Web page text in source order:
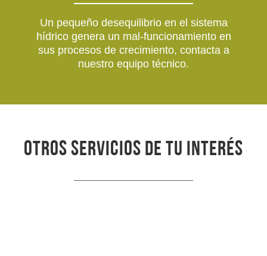
Un pequeño desequilibrio en el sistema
hídrico genera un mal-funcionamiento en
sus procesos de crecimiento, contacta a
nuestro equipo técnico.
Otros servicios de tu interés